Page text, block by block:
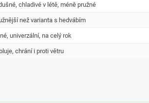
chladivé v létě, méně pružné
než varianta s hedvábím
univerzální, na celý rok
chrání i proti větru